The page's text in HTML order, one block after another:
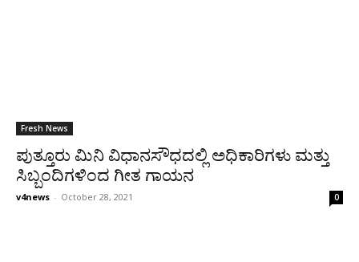
Fresh News
ಪುತ್ತೂರು ಮಿನಿ ವಿಧಾನಸೌಧದಲ್ಲಿ ಅಧಿಕಾರಿಗಳು ಮತ್ತು
ಸಿಬ್ಬಂದಿಗಳಿಂದ ಗೀತ ಗಾಯನ
v4news - October 28, 2021 0